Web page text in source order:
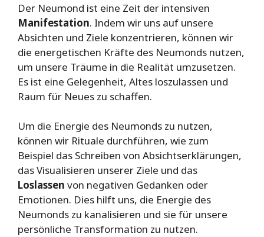
Der Neumond ist eine Zeit der intensiven
Manifestation. Indem wir uns auf unsere
Absichten und Ziele konzentrieren, können wir
die energetischen Kräfte des Neumonds nutzen,
um unsere Träume in die Realität umzusetzen.
Es ist eine Gelegenheit, Altes loszulassen und
Raum für Neues zu schaffen.
Um die Energie des Neumonds zu nutzen,
können wir Rituale durchführen, wie zum
Beispiel das Schreiben von Absichtserklärungen,
das Visualisieren unserer Ziele und das
Loslassen von negativen Gedanken oder
Emotionen. Dies hilft uns, die Energie des
Neumonds zu kanalisieren und sie für unsere
persönliche Transformation zu nutzen.